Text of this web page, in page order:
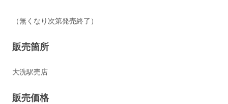
（無くなり次第発売終了）
販売箇所
大洗駅売店
販売価格